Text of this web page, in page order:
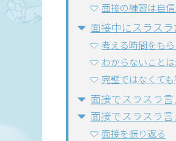
面接の練習は自
面接中にスラス
考える時間をもら
わからないこと
完璧ではなくて
面接でスラスラ
面接でスラスラ
面接を振り返る